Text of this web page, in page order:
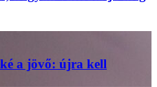
a jövő: újra kell